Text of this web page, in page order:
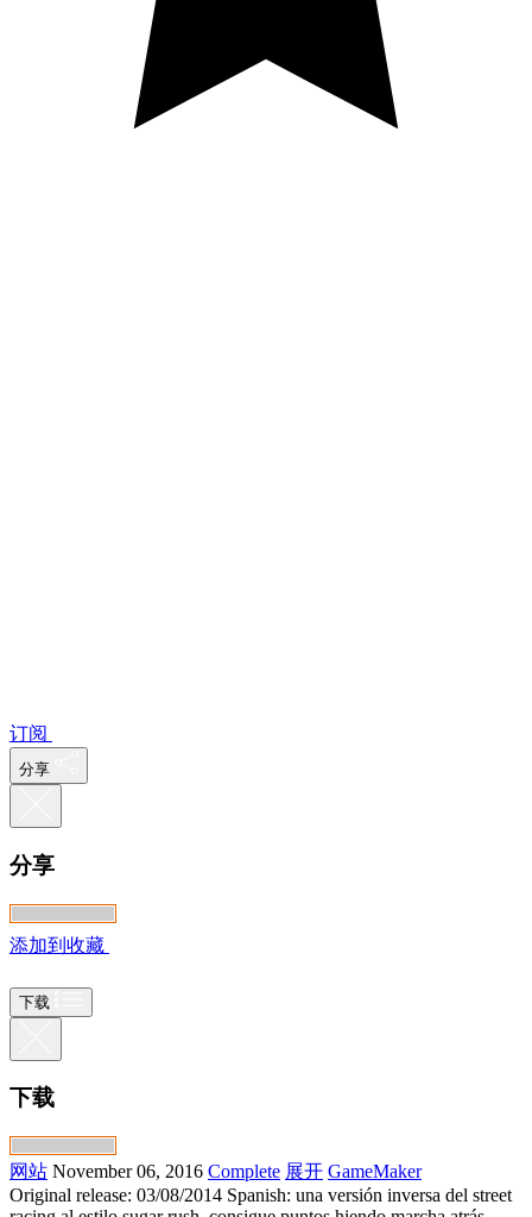
订阅
分享
分享
添加到收藏
下载
下载
网站 November 06, 2016 Complete 展开 GameMaker
Original release: 03/08/2014 Spanish: una versión inversa del street